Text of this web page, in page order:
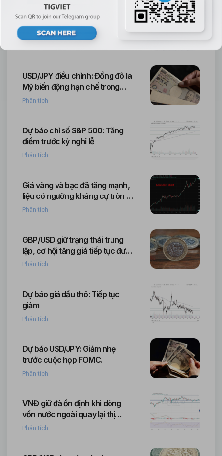
Tỷ giá EUR/USD tiếp tục giảm
sau dữ liệu sản xuất ảm đạm.
USD/JPY điều chỉnh: Đồng đô la
Mỹ biến động hạn chế trong
phiên giao dịch gần đây
Phân tích
Dự báo chỉ số S&P 500: Tăng
điểm trước kỳ nghỉ lễ
Phân tích
Giá vàng và bạc đã tăng mạnh,
liệu có ngưỡng kháng cự tròn số
nào phía trước không?
Phân tích
GBP/USD giữ trạng thái trung
lập, cơ hội tăng giá tiếp tục được
duy trì
Phân tích
Dự báo giá dầu thô: Tiếp tục
giảm
Phân tích
Dự báo USD/JPY: Giảm nhẹ
trước cuộc họp FOMC.
Phân tích
VNĐ giữ đà ổn định khi dòng
vốn nước ngoài quay lại thị
trường khu vực
Phân tích